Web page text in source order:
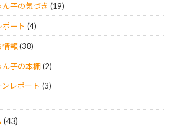
子の気づき (19)
ート (4)
情報(38)
ん子の本棚(2)
レポート (3)
(43)